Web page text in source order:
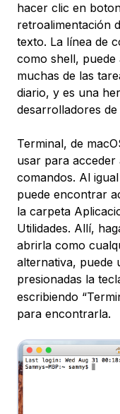
hacer clic en
retroalimentación
texto. La línea de
como shell,
muchas de las
diario, y es una
desarrolladores
Terminal, de
usar para acceder
comandos. Al
puede encontrar
la carpeta
Utilidades. Allí,
abrirla como
alternativa, puede
presionadas la
escribiendo
para encontrarla.